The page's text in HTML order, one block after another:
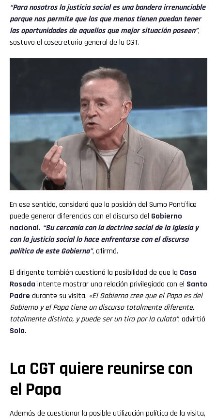
“Para nosotros la justicia social es una bandera irrenunciable
porque nos permite que los que menos tienen puedan tener
las oportunidades de aquellos que mejor situación poseen”,
sostuvo el cosecretario general de la CGT.
En ese sentido, consideró que la posición del Sumo Pontífice
puede generar diferencias con el discurso del Gobierno
nacional. “Su cercanía con la doctrina social de la Iglesia y
con la justicia social lo hace enfrentarse con el discurso
político de este Gobierno”, afirmó.
El dirigente también cuestionó la posibilidad de que la Casa
Rosada intente mostrar una relación privilegiada con el Santo
Padre durante su visita. «El Gobierno cree que el Papa es del
Gobierno y el Papa tiene un discurso totalmente diferente,
totalmente distinto, y puede ser un tiro por la culata”, advirtió
Sola.
La CGT quiere reunirse con
el Papa
Además de cuestionar la posible utilización política de la visita,